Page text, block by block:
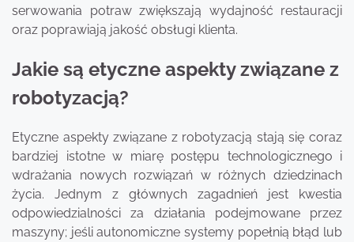
serwowania potraw zwiększają wydajność restauracji
oraz poprawiają jakość obsługi klienta.
Jakie są etyczne aspekty związane z
robotyzacją?
Etyczne aspekty związane z robotyzacją stają się coraz
bardziej istotne w miarę postępu technologicznego i
wdrażania nowych rozwiązań w różnych dziedzinach
życia. Jednym z głównych zagadnień jest kwestia
odpowiedzialności za działania podejmowane przez
maszyny; jeśli autonomiczne systemy popełnią błąd lub